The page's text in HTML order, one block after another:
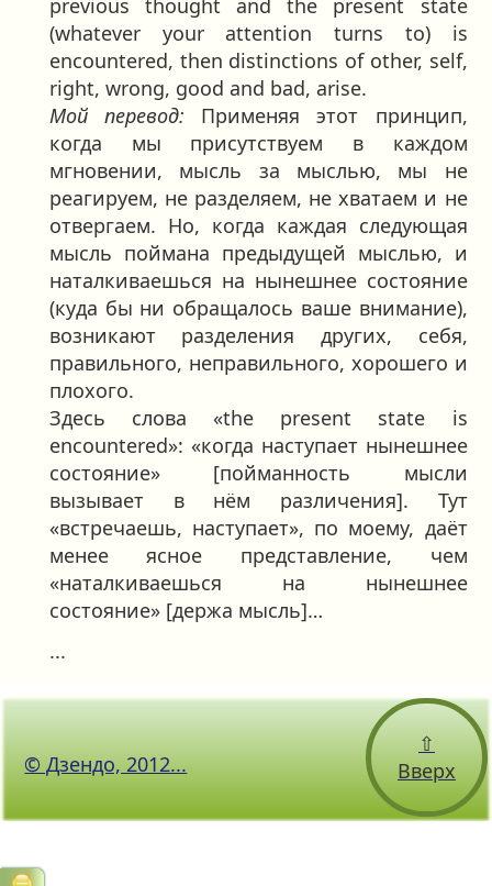
previous thought and the present state
(whatever your attention turns to) is
encountered, then distinctions of other, self,
right, wrong, good and bad, arise.
Мой перевод: Применяя этот принцип,
когда мы присутствуем в каждом
мгновении, мысль за мыслью, мы не
реагируем, не разделяем, не хватаем и не
отвергаем. Но, когда каждая следующая
мысль поймана предыдущей мыслью, и
наталкиваешься на нынешнее состояние
(куда бы ни обращалось ваше внимание),
возникают разделения других, себя,
правильного, неправильного, хорошего и
плохого.
Здесь слова «the present state is
encountered»: «когда наступает нынешнее
состояние» [пойманность мысли
вызывает в нём различения]. Тут
«встречаешь, наступает», по моему, даёт
менее ясное представление, чем
«наталкиваешься на нынешнее
состояние» [держа мысль]…
...
⇧
Вверх
© Дзендо, 2012...